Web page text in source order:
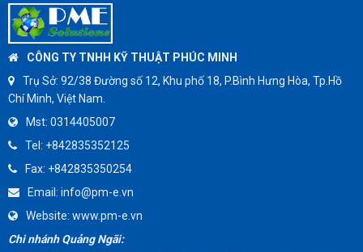
BZE
DYNO
WEFLO
SENSUS
TOMOE
SUNPASS
AMMETE
CÔNG TY TNHH KỸ THUẬT PHÚC MINH
Trụ Sở: 92/38 Đường số 12, Khu phố 18, P.Bình Hưng Hòa, Tp.Hồ
Chí Minh, Việt Nam.
Mst: 0314405007
Tel: +842835352125
Fax: +842835350254
Email: info@pm-e.vn
Website: www.pm-e.vn
Chi nhánh Quảng Ngãi: